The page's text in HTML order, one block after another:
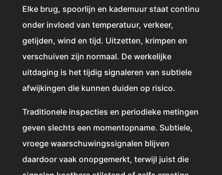
Elke brug, spoorlijn en kademuur staat continu
onder invloed van temperatuur, verkeer,
getijden, wind en tijd. Uitzetten, krimpen en
verschuiven zijn normaal. De werkelijke
uitdaging is het tijdig signaleren van subtiele
afwijkingen die kunnen duiden op risico.
Traditionele inspecties en periodieke metingen
geven slechts een momentopname. Subtiele,
vroege waarschuwingssignalen blijven
daardoor vaak onopgemerkt, terwijl juist die